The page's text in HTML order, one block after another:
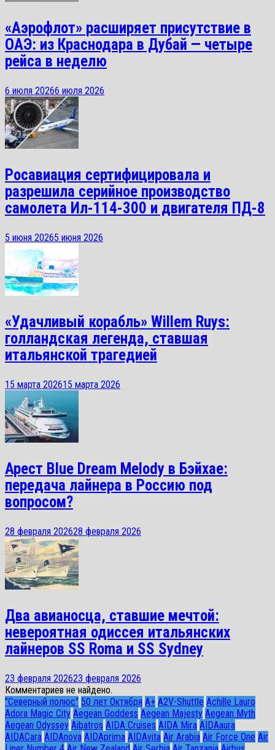
«Аэрофлот» расширяет присутствие в
ОАЭ: из Краснодара в Дубай — четыре
рейса в неделю
6 июля 20266 июля 2026
Росавиация сертифицировала и
разрешила серийное производство
самолета Ил-114-300 и двигателя ПД-8
5 июня 20265 июня 2026
«Удачливый корабль» Willem Ruys:
голландская легенда, ставшая
итальянской трагедией
15 марта 202615 марта 2026
Арест Blue Dream Melody в Бэйхае:
передача лайнера в Россию под
вопросом?
28 февраля 202628 февраля 2026
Два авианосца, ставшие мечтой:
невероятная одиссея итальянских
лайнеров SS Roma и SS Sydney
23 февраля 202623 февраля 2026
Комментариев не найдено.
"Северный полюс" 50 лет Октября A+ A2V-Shuttle Achille Lauro
Adora Magic City Aegean Goddess Aegean Majesty Aegean Myth
Aegean Odyssey Aibatros AIDA Cruises AIDA Mira AIDAaura
AIDACara AIDAnova AIDAprima AIDAvita Air Arabia Air Force One Air